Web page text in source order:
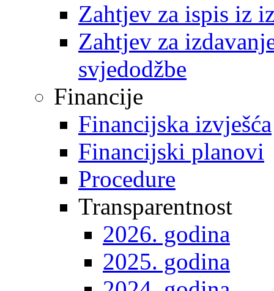
Zahtjev za ispis iz
Zahtjev za
svjedodžbe
Financije
Financijska izvješća
Financijski planovi
Procedure
Transparentnost
2026. godina
2025. godina